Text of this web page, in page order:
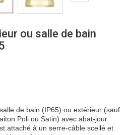
ou salle de bain
de bain (IP65) ou extérieur (sauf
Poli ou Satin) avec abat-jour
attaché à un serre-câble scellé et